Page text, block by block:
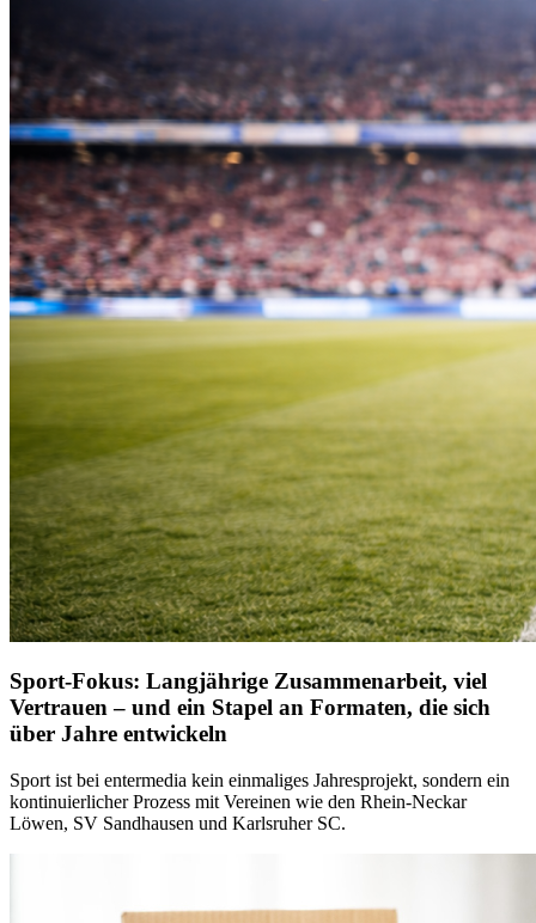
Sport-Fokus: Langjährige Zusammenarbeit, viel
Vertrauen – und ein Stapel an Formaten, die sich
über Jahre entwickeln
Sport ist bei entermedia kein einmaliges Jahresprojekt, sondern ein
kontinuierlicher Prozess mit Vereinen wie den Rhein-Neckar
Löwen, SV Sandhausen und Karlsruher SC.